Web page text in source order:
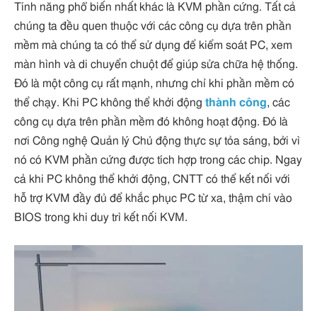
Tính năng phổ biến nhất khác là KVM phần cứng. Tất cả
chúng ta đều quen thuộc với các công cụ dựa trên phần
mềm mà chúng ta có thể sử dụng để kiểm soát PC, xem
màn hình và di chuyển chuột để giúp sửa chữa hệ thống.
Đó là một công cụ rất mạnh, nhưng chỉ khi phần mềm có
thể chạy. Khi PC không thể khởi động thành công, các
công cụ dựa trên phần mềm đó không hoạt động. Đó là
nơi Công nghệ Quản lý Chủ động thực sự tỏa sáng, bởi vì
nó có KVM phần cứng được tích hợp trong các chip. Ngay
cả khi PC không thể khởi động, CNTT có thể kết nối với
hỗ trợ KVM đầy đủ để khắc phục PC từ xa, thậm chí vào
BIOS trong khi duy trì kết nối KVM.